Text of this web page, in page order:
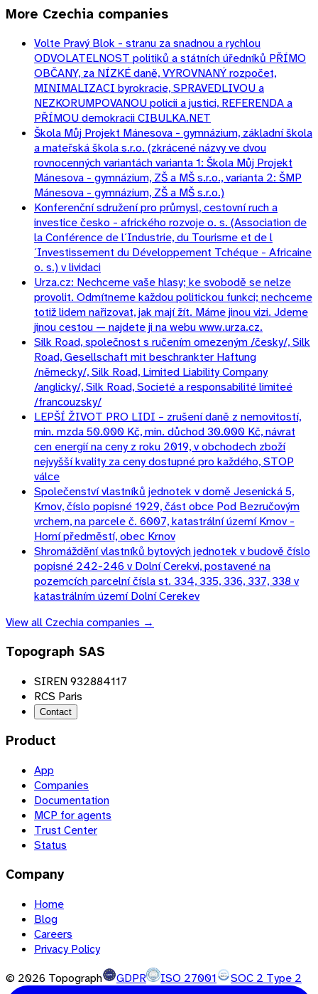
More Czechia companies
Volte Pravý Blok - stranu za snadnou a rychlou
ODVOLATELNOST politiků a státních úředníků PŘÍMO
OBČANY, za NÍZKÉ daně, VYROVNANÝ rozpočet,
MINIMALIZACI byrokracie, SPRAVEDLIVOU a
NEZKORUMPOVANOU policii a justici, REFERENDA a
PŘÍMOU demokracii CIBULKA.NET
Škola Můj Projekt Mánesova - gymnázium, základní škola
a mateřská škola s.r.o. (zkrácené názvy ve dvou
rovnocenných variantách varianta 1: Škola Můj Projekt
Mánesova - gymnázium, ZŠ a MŠ s.r.o., varianta 2: ŠMP
Mánesova - gymnázium, ZŠ a MŠ s.r.o.)
Konferenční sdružení pro průmysl, cestovní ruch a
investice česko - afrického rozvoje o. s. (Association de
la Conférence de l´Industrie, du Tourisme et de l
´Investissement du Développement Tchéque - Africaine
o. s.) v lividaci
Urza.cz: Nechceme vaše hlasy; ke svobodě se nelze
provolit. Odmítneme každou politickou funkci; nechceme
totiž lidem nařizovat, jak mají žít. Máme jinou vizi. Jdeme
jinou cestou — najdete ji na webu www.urza.cz.
Silk Road, společnost s ručením omezeným /česky/, Silk
Road, Gesellschaft mit beschrankter Haftung
/německy/, Silk Road, Limited Liability Company
/anglicky/, Silk Road, Societé a responsabilité limiteé
/francouzsky/
LEPŠÍ ŽIVOT PRO LIDI – zrušení daně z nemovitostí,
min. mzda 50.000 Kč, min. důchod 30.000 Kč, návrat
cen energií na ceny z roku 2019, v obchodech zboží
nejvyšší kvality za ceny dostupné pro každého, STOP
válce
Společenství vlastníků jednotek v domě Jesenická 5,
Krnov, číslo popisné 1929, část obce Pod Bezručovým
vrchem, na parcele č. 6007, katastrální území Krnov -
Horní předměstí, obec Krnov
Shromáždění vlastníků bytových jednotek v budově číslo
popisné 242-246 v Dolní Cerekvi, postavené na
pozemcích parcelní čísla st. 334, 335, 336, 337, 338 v
katastrálním území Dolní Cerekev
View allCzechiacompanies →
Topograph SAS
SIREN 932884117
RCS Paris
Contact
Product
App
Companies
Documentation
MCP for agents
Trust Center
Status
Company
Home
Blog
Careers
Privacy Policy
© 2026 Topograph GDPR ISO 27001 SOC 2 Type 2